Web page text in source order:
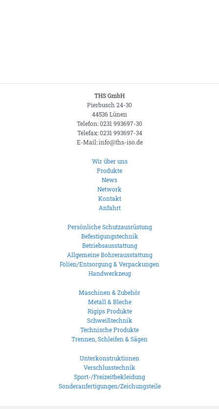
THS GmbH
Pierbusch 24-30
44536 Lünen
Telefon: 0231 993697-30
Telefax: 0231 993697-34
E-Mail: info@ths-iso.de
Wir über uns
Produkte
News
Network
Kontakt
Anfahrt
Persönliche Schutzausrüstung
Befestigungstechnik
Betriebsausstattung
Allgemeine Bohrerausstattung
Folien/Entsorgung & Verpackungen
Handwerkzeug
Maschinen & Zubehör
Metall & Bleche
Rigips Produkte
Schweißtechnik
Technische Produkte
Trennen, Schleifen & Sägen
Unterkonstruktionen
Verschlusstechnik
Sport-/Freizeitbekleidung
Sonderanfertigungen/Zeichungsteile